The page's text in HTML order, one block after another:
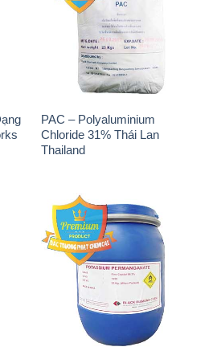
PAC – Polyaluminium
Chloride 31% Thái Lan
Thailand